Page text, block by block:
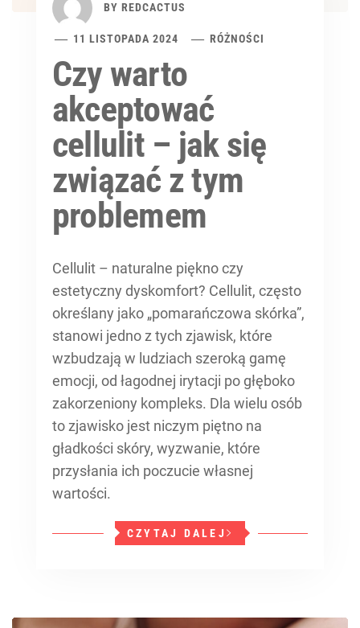
BY REDCACTUS
11 LISTOPADA 2024 RÓŻNOŚCI
Czy warto
akceptować
cellulit – jak się
związać z tym
problemem
Cellulit – naturalne piękno czy
estetyczny dyskomfort? Cellulit, często
określany jako „pomarańczowa skórka”,
stanowi jedno z tych zjawisk, które
wzbudzają w ludziach szeroką gamę
emocji, od łagodnej irytacji po głęboko
zakorzeniony kompleks. Dla wielu osób
to zjawisko jest niczym piętno na
gładkości skóry, wyzwanie, które
przysłania ich poczucie własnej
wartości.
CZYTAJ DALEJ